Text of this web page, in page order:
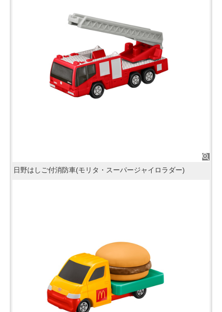
日野はしご付消防車(モリタ・スーパージャイロラダー)